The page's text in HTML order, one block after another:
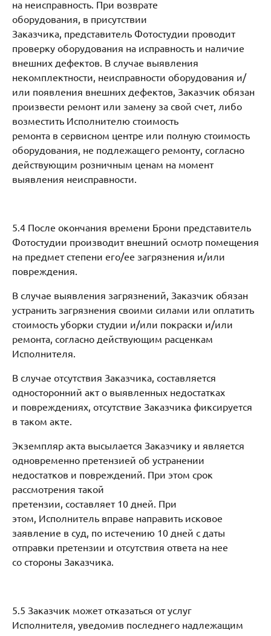
на неисправность. При возврате
оборудования, в присутствии
Заказчика, представитель Фотостудии проводит
проверку оборудования на исправность и наличие
внешних дефектов. В случае выявления
некомплектности, неисправности оборудования и/
или появления внешних дефектов, Заказчик обязан
произвести ремонт или замену за свой счет, либо
возместить Исполнителю стоимость
ремонта в сервисном центре или полную стоимость
оборудования, не подлежащего ремонту, согласно
действующим розничным ценам на момент
выявления неисправности.
5.4 После окончания времени Брони представитель
Фотостудии производит внешний осмотр помещения
на предмет степени его/ее загрязнения и/или
повреждения.
В случае выявления загрязнений, Заказчик обязан
устранить загрязнения своими силами или оплатить
стоимость уборки студии и/или покраски и/или
ремонта, согласно действующим расценкам
Исполнителя.
В случае отсутствия Заказчика, составляется
односторонний акт о выявленных недостатках
и повреждениях, отсутствие Заказчика фиксируется
в таком акте.
Экземпляр акта высылается Заказчику и является
одновременно претензией об устранении
недостатков и повреждений. При этом срок
рассмотрения такой
претензии, составляет 10 дней. При
этом, Исполнитель вправе направить исковое
заявление в суд, по истечению 10 дней с даты
отправки претензии и отсутствия ответа на нее
со стороны Заказчика.
5.5 Заказчик может отказаться от услуг
Исполнителя, уведомив последнего надлежащим